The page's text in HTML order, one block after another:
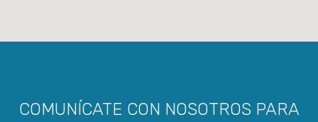
COMUNÍCATE CON NOSOTROS PARA